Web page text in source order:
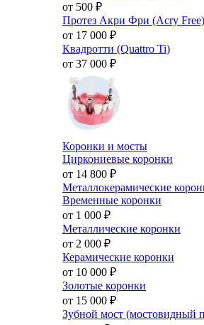
от 500 ₽
Протез Акри Фри (Acry Free)
от 17 000 ₽
Квадротти (Quattro Ti)
от 37 000 ₽
Коронки и мосты
Циркониевые коронки
от 14 800 ₽
Металлокерамические
Временные коронки
от 1 000 ₽
Металлические коронки
от 2 000 ₽
Керамические коронки
от 10 000 ₽
Золотые коронки
от 15 000 ₽
Зубной мост (мостовидный